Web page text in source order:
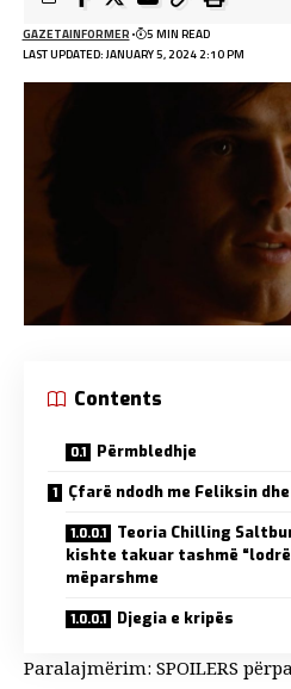
LAST UPDATED: JANUARY 5, 2024 2:10 PM
GAZETAINFORMER 5 MIN READ
Contents
Përmbledhje
Çfarë ndodh me Feliksin
Teoria Chilling
kishte takuar tashmë
mëparshme
Djegia e kripës
Paralajmërim: SPOILERS